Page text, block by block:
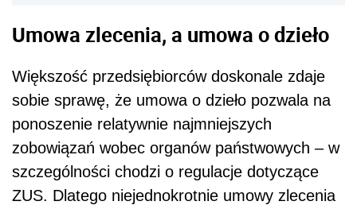
Umowa zlecenia, a umowa o dzieło
Większość przedsiębiorców doskonale zdaje
sobie sprawę, że umowa o dzieło pozwala na
ponoszenie relatywnie najmniejszych
zobowiązań wobec organów państwowych – w
szczególności chodzi o regulacje dotyczące
ZUS. Dlatego niejednokrotnie umowy zlecenia